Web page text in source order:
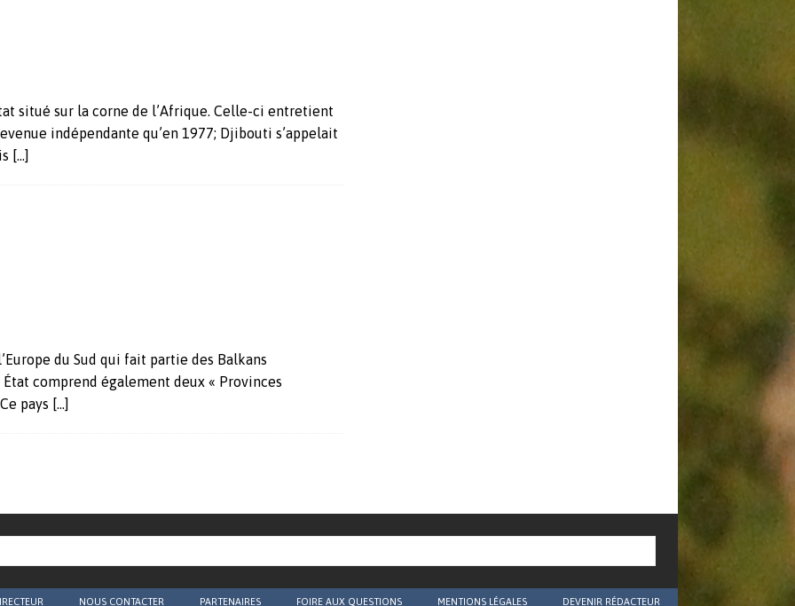
situé sur la corne de l’Afrique. Celle-ci entretient
indépendante qu’en 1977; Djibouti s’appelait
[…]
du Sud qui fait partie des Balkans
comprend également deux « Provinces
pays […]
NOUS CONTACTER PARTENAIRES FOIRE AUX QUESTIONS MENTIONS LÉGALES DEVENIR RÉDACTEUR